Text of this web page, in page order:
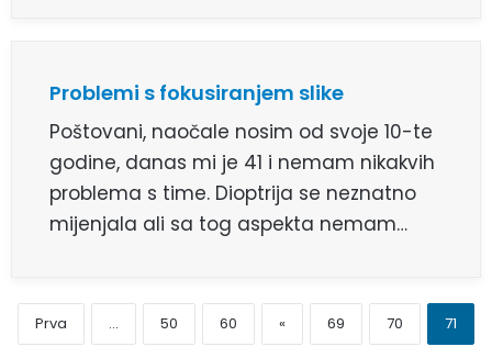
Problemi s fokusiranjem slike
Poštovani, naočale nosim od svoje 10-te
godine, danas mi je 41 i nemam nikakvih
problema s time. Dioptrija se neznatno
mijenjala ali sa tog aspekta nemam…
Prva ... 50 60 « 69 70 71